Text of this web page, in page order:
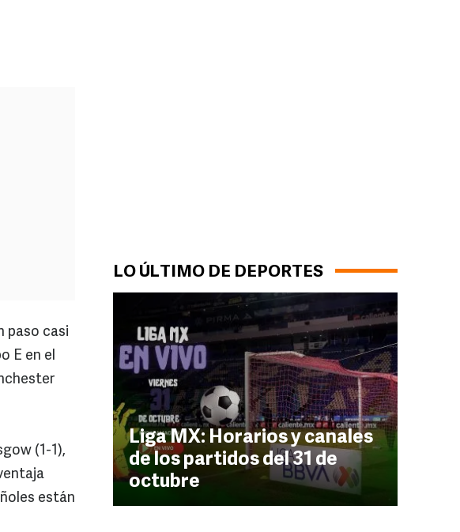
LO ÚLTIMO DE DEPORTES
Liga MX: Horarios y canales
de los partidos del 31 de
octubre
paso casi
E en el
(1-1),
están